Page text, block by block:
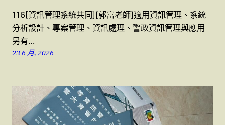
116[資訊管理系統共同][郭富老師]適用資訊管理、系統
分析設計、專案管理、資訊處理、警政資訊管理與應用
另有…
23 6 月, 2026